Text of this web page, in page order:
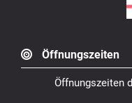
Öffnungszeiten
Öffnungszeiten